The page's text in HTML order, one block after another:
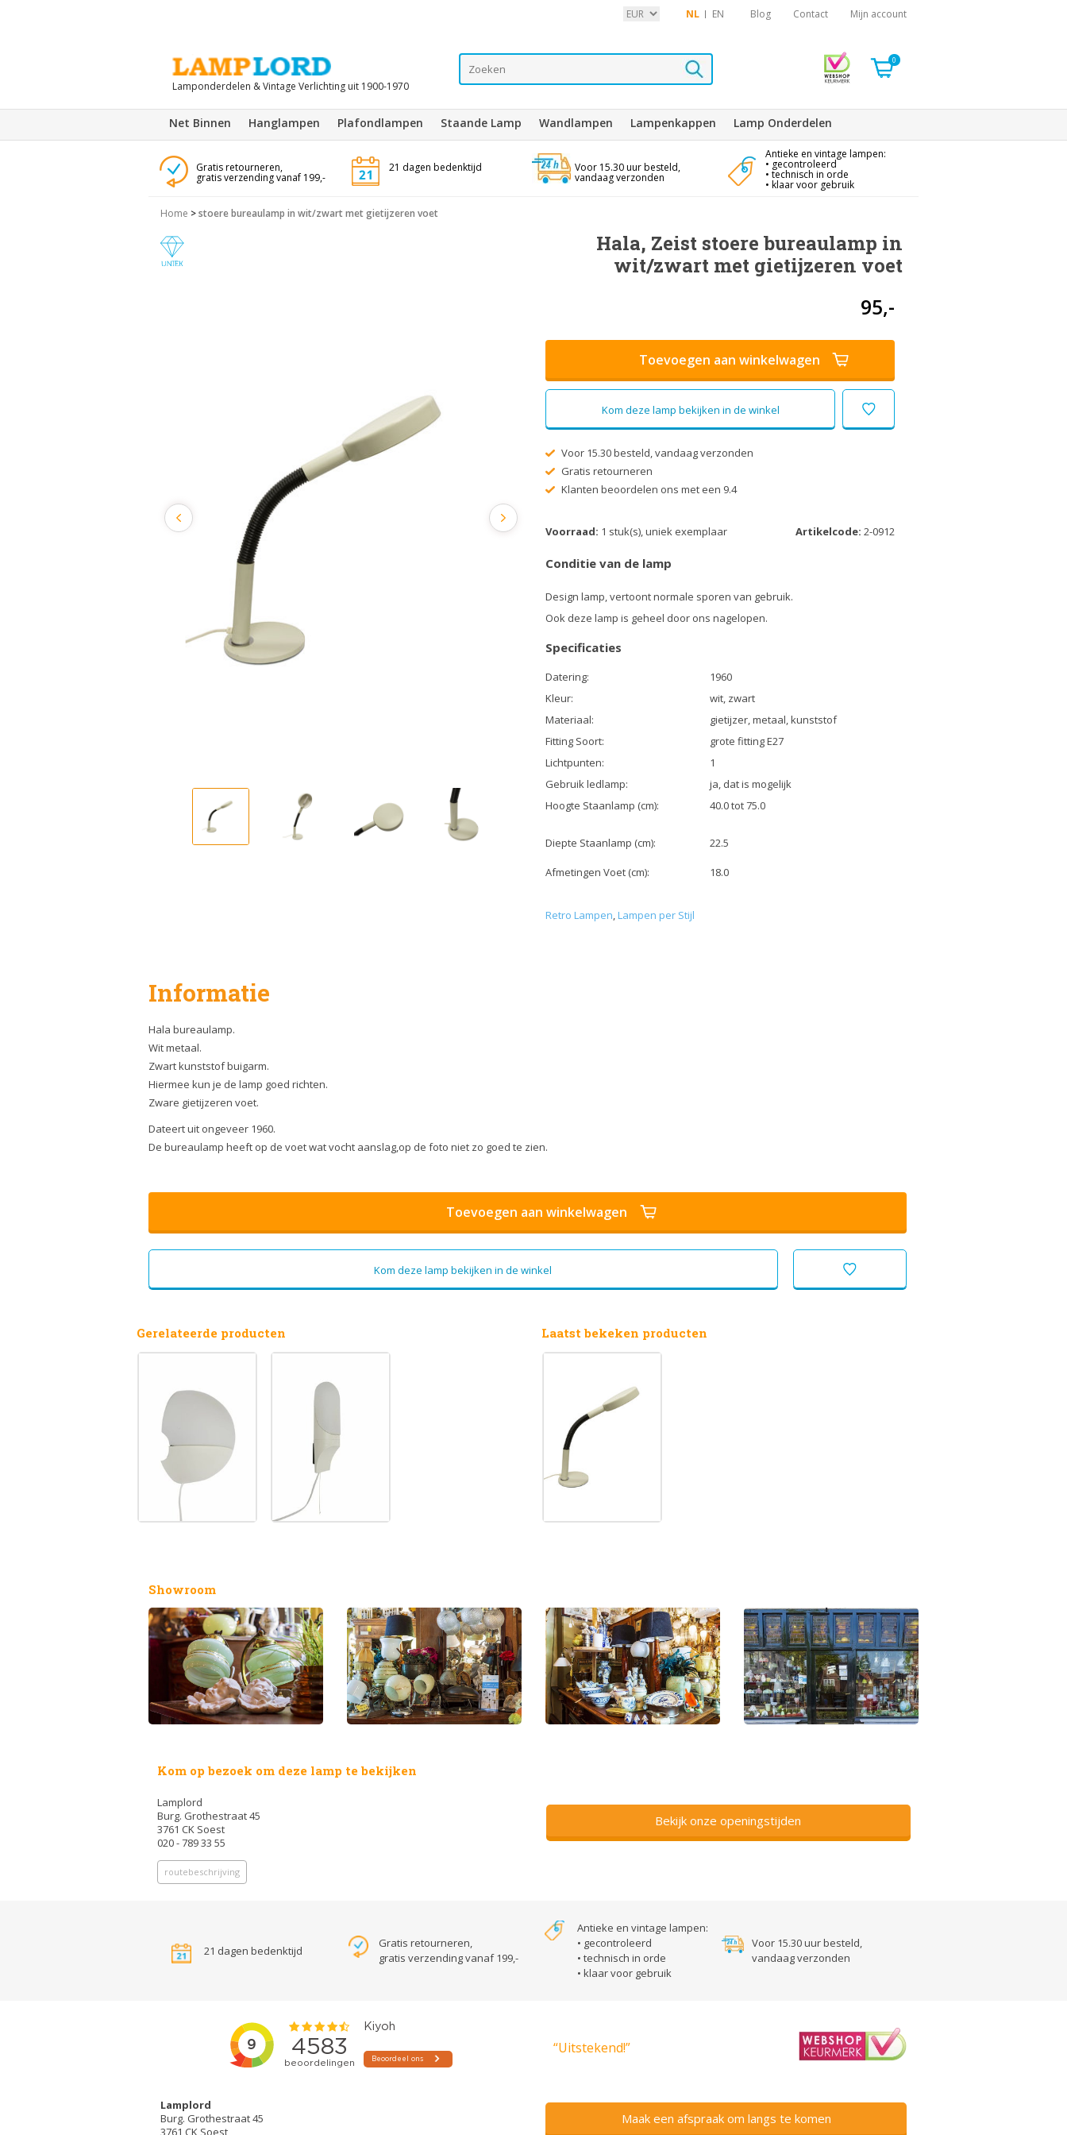
NL EN Blog Contact Mijn account
Lamponderdelen & Vintage Verlichting uit 1900-1970
0
Net Binnen Hanglampen Plafondlampen Staande Lamp Wandlampen Lampenkappen Lamp Onderdelen
Gratis retourneren,
gratis verzending vanaf 199,-
21 dagen bedenktijd Voor 15.30 uur besteld,
vandaag verzonden
Antieke en vintage lampen:
• gecontroleerd
• technisch in orde
• klaar voor gebruik
Home >stoere bureaulamp in wit/zwart met gietijzeren voet
Hala, Zeist stoere bureaulamp in
wit/zwart met gietijzeren voet
95,-
Toevoegen aan winkelwagen
Kom deze lamp bekijken in de winkel
Voor 15.30 besteld, vandaag verzonden
Gratis retourneren
Klanten beoordelen ons met een 9.4
Voorraad: 1 stuk(s), uniek exemplaar Artikelcode: 2-0912
Conditie van de lamp
Design lamp, vertoont normale sporen van gebruik.
Ook deze lamp is geheel door ons nagelopen.
Specificaties
Datering:
1960
Kleur:
wit, zwart
Materiaal:
gietijzer, metaal, kunststof
Fitting Soort:
grote fitting E27
Lichtpunten:
1
Gebruik ledlamp:
ja, dat is mogelijk
Hoogte Staanlamp (cm):
40.0 tot 75.0
Diepte Staanlamp (cm): 22.5
Afmetingen Voet (cm): 18.0
Retro Lampen,Lampen per Stijl
Informatie
Hala bureaulamp.
Wit metaal.
Zwart kunststof buigarm.
Hiermee kun je de lamp goed richten.
Zware gietijzeren voet.
Dateert uit ongeveer 1960.
De bureaulamp heeft op de voet wat vocht aanslag,op de foto niet zo goed te zien.
Toevoegen aan winkelwagen
Kom deze lamp bekijken in de winkel
Gerelateerde producten Laatst bekeken producten
Showroom
Kom op bezoek om deze lamp te bekijken
Lamplord
Burg. Grothestraat 45
3761 CK Soest
020 - 789 33 55
routebeschrijving
Bekijk onze openingstijden
21 dagen bedenktijd
Gratis retourneren,
gratis verzending vanaf 199,-
Antieke en vintage lampen:
• gecontroleerd
• technisch in orde
• klaar voor gebruik
Voor 15.30 uur besteld,
vandaag verzonden
“Uitstekend!”
Lamplord
Burg. Grothestraat 45
3761 CK Soest
Maak een afspraak om langs te komen